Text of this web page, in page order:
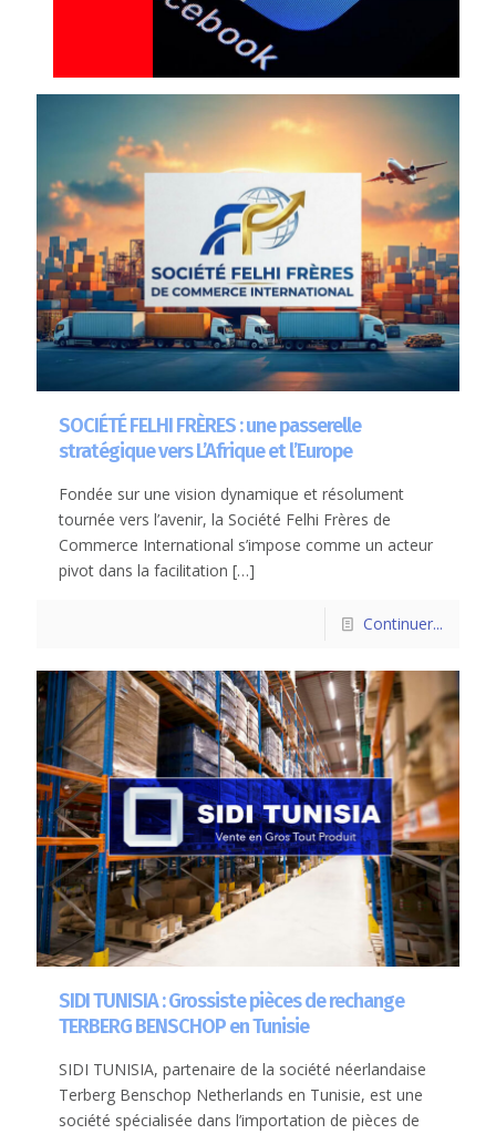
SOCIÉTÉ FELHI FRÈRES : une passerelle
stratégique vers L’Afrique et l’Europe
Fondée sur une vision dynamique et résolument
tournée vers l’avenir, la Société Felhi Frères de
Commerce International s’impose comme un acteur
pivot dans la facilitation […]
Continuer...
SIDI TUNISIA : Grossiste pièces de rechange
TERBERG BENSCHOP en Tunisie
SIDI TUNISIA, partenaire de la société néerlandaise
Terberg Benschop Netherlands en Tunisie, est une
société spécialisée dans l’importation de pièces de